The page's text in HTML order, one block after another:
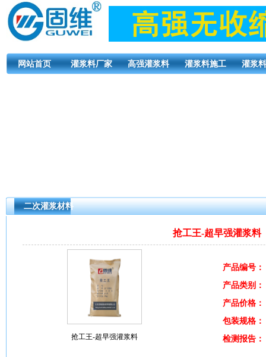
网站首页 灌浆料厂家 高强灌浆料 灌浆料施工 灌浆
二次灌浆材料
抢工王-超早强灌浆料
抢工王-超早强灌浆料
产品编号：
产品类别：
产品价格：
包装规格：
检测报告：